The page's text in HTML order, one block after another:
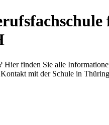
Hier finden Sie alle
mit der Schule in